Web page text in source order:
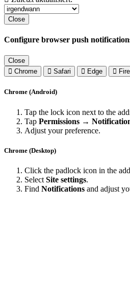
Close
Configure browser push
Close
Chrome
Safari Edge
Chrome (Android)
Tap the lock icon next to the
Tap Permissions →
Adjust your preference.
Chrome (Desktop)
Click the padlock icon in the
Select Site settings.
Find Notifications and adjust